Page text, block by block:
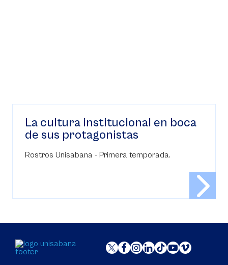
La cultura institucional en boca
de sus protagonistas
Rostros Unisabana - Primera temporada.